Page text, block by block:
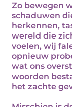
Zo bewegen
schaduwen
herkennen,
wereld die
voelen, wij
opnieuw
wat ons
woorden
het zachte